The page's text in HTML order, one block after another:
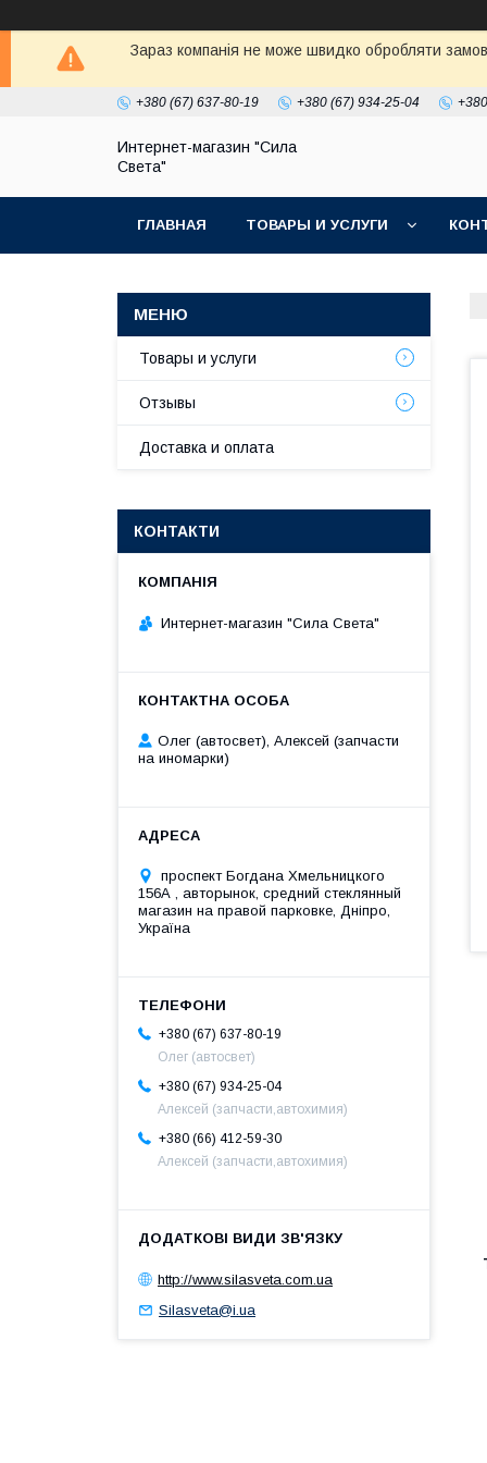
Зараз компанія не може швидко обробляти
+380 (67) 637-80-19 +380 (67) 934-25-04
Интернет-магазин "Сила
Света"
ГЛАВНАЯ ТОВАРЫ И УСЛУГИ
Товары и услуги
Отзывы
Доставка и оплата
КОНТАКТИ
Интернет-магазин "Сила Света"
Олег (автосвет), Алексей (запчасти
на иномарки)
проспект Богдана Хмельницкого
156А , авторынок, средний стеклянный
магазин на правой парковке, Дніпро,
Україна
+380 (67) 637-80-19
Олег (автосвет)
+380 (67) 934-25-04
Алексей (запчасти,автохимия)
+380 (66) 412-59-30
Алексей (запчасти,автохимия)
http://www.silasveta.com.ua
Silasveta@i.ua